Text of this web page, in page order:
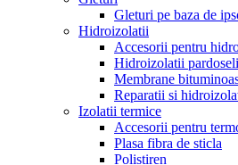
Gleturi pe baza de
Hidroizolatii
Accesorii pentru
Hidroizolatii pardoseli
Membrane
Reparatii si
Izolatii termice
Accesorii pentru
Plasa fibra de sticla
Polistiren